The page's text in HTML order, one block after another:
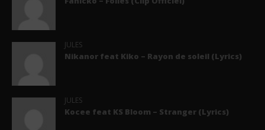
JULES
Nikanor feat Kiko – Rayon de soleil (Lyrics)
JULES
Kocee feat KS Bloom – Stranger (Lyrics)